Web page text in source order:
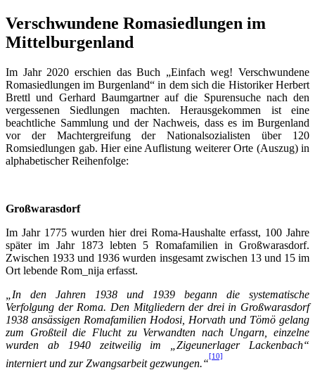
Verschwundene Romasiedlungen im
Mittelburgenland
Im Jahr 2020 erschien das Buch „Einfach weg! Verschwundene
Romasiedlungen im Burgenland“ in dem sich die Historiker Herbert
Brettl und Gerhard Baumgartner auf die Spurensuche nach den
vergessenen Siedlungen machten. Herausgekommen ist eine
beachtliche Sammlung und der Nachweis, dass es im Burgenland
vor der Machtergreifung der Nationalsozialisten über 120
Romsiedlungen gab. Hier eine Auflistung weiterer Orte (Auszug) in
alphabetischer Reihenfolge:
Großwarasdorf
Im Jahr 1775 wurden hier drei Roma-Haushalte erfasst, 100 Jahre
später im Jahr 1873 lebten 5 Romafamilien in Großwarasdorf.
Zwischen 1933 und 1936 wurden insgesamt zwischen 13 und 15 im
Ort lebende Rom_nija erfasst.
„In den Jahren 1938 und 1939 begann die systematische
Verfolgung der Roma. Den Mitgliedern der drei in Großwarasdorf
1938 ansässigen Romafamilien Hodosi, Horvath und Tömö gelang
zum Großteil die Flucht zu Verwandten nach Ungarn, einzelne
wurden ab 1940 zeitweilig im „Zigeunerlager Lackenbach“
interniert und zur Zwangsarbeit gezwungen.“
[10]